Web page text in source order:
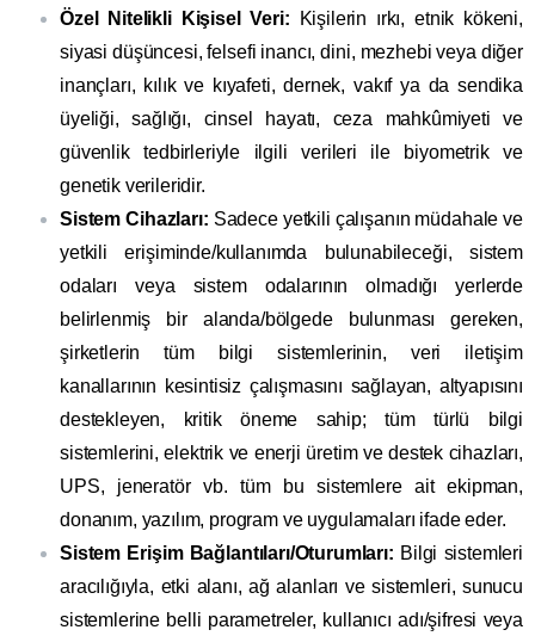
Özel Nitelikli Kişisel Veri: Kişilerin ırkı, etnik kökeni,
siyasi düşüncesi, felsefi inancı, dini, mezhebi veya diğer
inançları, kılık ve kıyafeti, dernek, vakıf ya da sendika
üyeliği, sağlığı, cinsel hayatı, ceza mahkûmiyeti ve
güvenlik tedbirleriyle ilgili verileri ile biyometrik ve
genetik verileridir.
Sistem Cihazları: Sadece yetkili çalışanın müdahale ve
yetkili erişiminde/kullanımda bulunabileceği, sistem
odaları veya sistem odalarının olmadığı yerlerde
belirlenmiş bir alanda/bölgede bulunması gereken,
şirketlerin tüm bilgi sistemlerinin, veri iletişim
kanallarının kesintisiz çalışmasını sağlayan, altyapısını
destekleyen, kritik öneme sahip; tüm türlü bilgi
sistemlerini, elektrik ve enerji üretim ve destek cihazları,
UPS, jeneratör vb. tüm bu sistemlere ait ekipman,
donanım, yazılım, program ve uygulamaları ifade eder.
Sistem Erişim Bağlantıları/Oturumları: Bilgi sistemleri
aracılığıyla, etki alanı, ağ alanları ve sistemleri, sunucu
sistemlerine belli parametreler, kullanıcı adı/şifresi veya